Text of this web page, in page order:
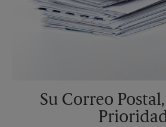
Su Correo